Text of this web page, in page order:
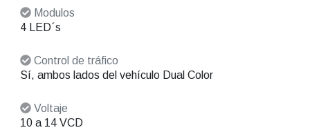
Modulos
4 LED´s
Control de tráfico
Sí, ambos lados del vehículo Dual Color
Voltaje
10 a 14 VCD